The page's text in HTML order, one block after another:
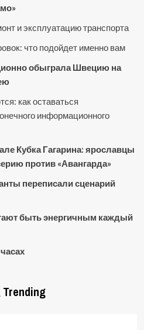
и эксплуатацию транспорта
что подойдет именно вам
обыграла Швецию на
как оставаться
информационного
Кубка Гагарина: ярославцы
против «Авангарда»
переписали сценарий
быть энергичным каждый
Trending